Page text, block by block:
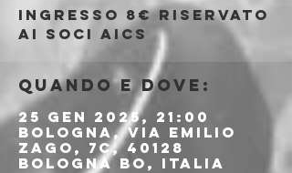
Ingresso 8€ riservato
ai soci aics
Quando e dove:
25 gen 2025, 21:00
Bologna, Via Emilio
Zago, 7c, 40128
Bologna BO, Italia